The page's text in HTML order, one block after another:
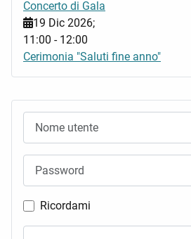
Ricordami
Concerto di Gala
19 Dic 2026;
11:00 - 12:00
Cerimonia "Saluti fine anno"